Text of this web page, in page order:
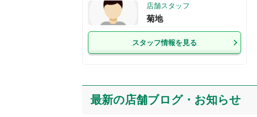
店舗スタッフ
菊地
スタッフ情報を見る
最新の店舗ブログ・お知らせ